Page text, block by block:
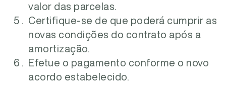
valor das parcelas.
Certifique-se de que poderá cumprir as
novas condições do contrato após a
amortização.
Efetue o pagamento conforme o novo
acordo estabelecido.